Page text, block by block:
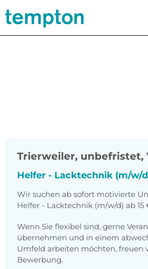
Trierweiler, unbefristet,
Helfer - Lacktechnik (m/w/
Wir suchen ab sofort motivierte
Helfer - Lacktechnik (m/w/d) ab 15
Wenn Sie flexibel sind, gerne
übernehmen und in einem
Umfeld arbeiten möchten, freuen
Bewerbung.